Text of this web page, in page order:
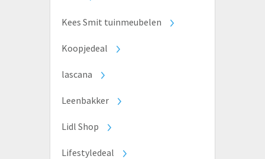
Kees Smit tuinmeubelen
Koopjedeal
lascana
Leenbakker
Lidl Shop
Lifestyledeal